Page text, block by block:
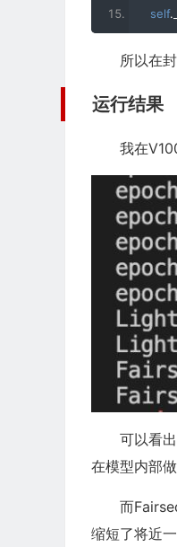
for
if
# 定
self.
所以在
运行结果
我在
可以看
在模型内部
而
缩短了将近一